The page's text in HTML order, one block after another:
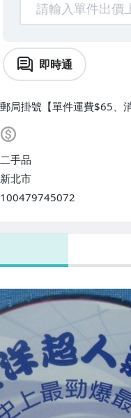
即時通
郵局掛號【單件運費$65、
二手品
新北市
100479745072